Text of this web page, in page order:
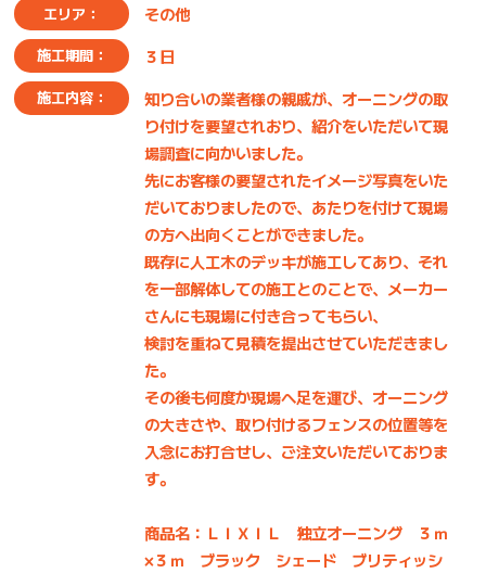
エリア： その他
施工期間： ３日
施工内容：
知り合いの業者様の親戚が、オーニングの取
り付けを要望されおり、紹介をいただいて現
場調査に向かいました。
先にお客様の要望されたイメージ写真をいた
だいておりましたので、あたりを付けて現場
の方へ出向くことができました。
既存に人工木のデッキが施工してあり、それ
を一部解体しての施工とのことで、メーカー
さんにも現場に付き合ってもらい、
検討を重ねて見積を提出させていただきまし
た。
その後も何度か現場へ足を運び、オーニング
の大きさや、取り付けるフェンスの位置等を
入念にお打合せし、ご注文いただいておりま
す。
商品名：ＬＩＸＩＬ 独立オーニング ３ｍ
×３ｍ ブラック シェード ブリティッシ